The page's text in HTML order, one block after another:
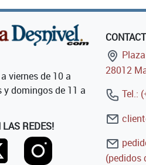
viernes de 10 a
y domingos de 11 a
LAS REDES!
28012
Tel.:
(pedidos